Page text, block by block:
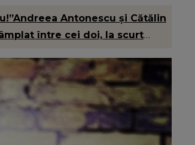
Antonescu și Cătălin
între cei doi, la scurt